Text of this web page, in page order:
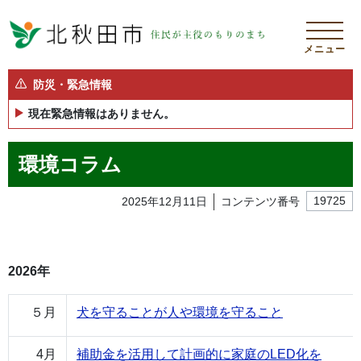
メニュー
防災・緊急情報
現在緊急情報はありません。
環境コラム
2025年12月11日 コンテンツ番号 19725
2026年
５月 犬を守ることが人や環境を守ること
4月 補助金を活用して計画的に家庭のLED化を